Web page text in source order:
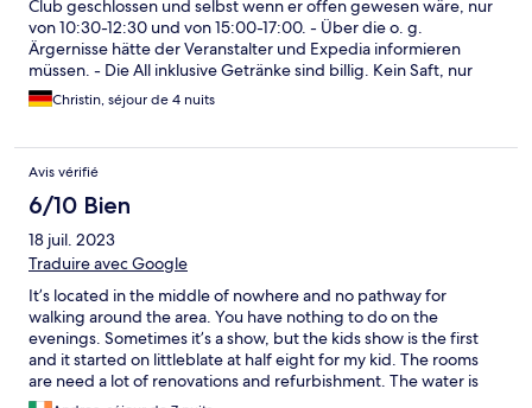
Club geschlossen und selbst wenn er offen gewesen wäre, nur
von 10:30-12:30 und von 15:00-17:00. - Über die o. g.
Ärgernisse hätte der Veranstalter und Expedia informieren
müssen. - Die All inklusive Getränke sind billig. Kein Saft, nur
Sirupgetränke. Limo okay, Bier auch. Auch bei Wein und Wasser
kann man bichts falsch machen. Die Cocktails sind keine
Schnaps drin. Nicht mein Fall. - Das Essen war gut bis
durchschnittlich, kein Vergleich zu einer Taverne aber man hat
immer etwas gefunden. Es ist halt für die überwiegend
britischen Gäste ausgerichtet. Das heißt viel fast food, wenig
traditionelle Küche. - Am letzten Tag war der Kinderpool
gesperrt und auch am Abreisetag habe ich uhn nicht geöffnet
gesehen. Grund waren die Wasserqualität, zu viele E-Coli-
Bakterien. Ich frage mich, wenn die Filteranlage normal
funktionieren würde, wie es dann sein kann. Vir Saisonbeginn
sollte die Technik doch gewartet sein.
Christin, séjour de 4 nuits
Avis vérifié
6/10 Bien
18 juil. 2023
Traduire avec Google
It’s located in the middle of nowhere and no pathway for
walking around the area. You have nothing to do on the
evenings. Sometimes it’s a show, but the kids show is the first
and it started on littleblate at half eight for my kid. The rooms
are need a lot of renovations and refurbishment. The water is
always come back from the floor in the bathroom as it was